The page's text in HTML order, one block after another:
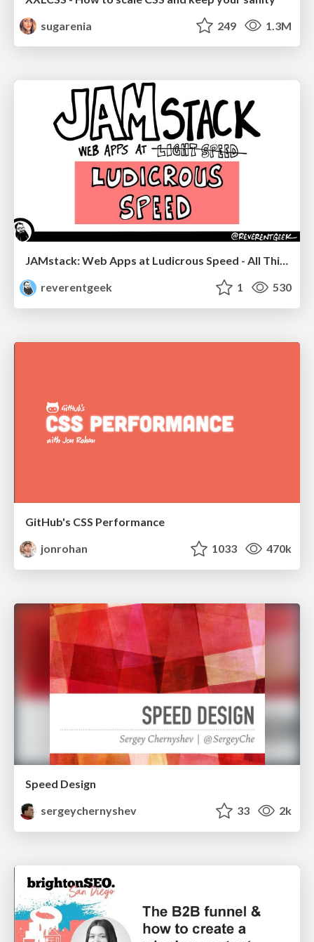
sugarenia
249 1.3M
JAMstack: Web Apps at Ludicrous Speed - All Things Open 2022
reverentgeek
1 530
GitHub's CSS Performance
jonrohan
1033 470k
Speed Design
sergeychernyshev
33 2k